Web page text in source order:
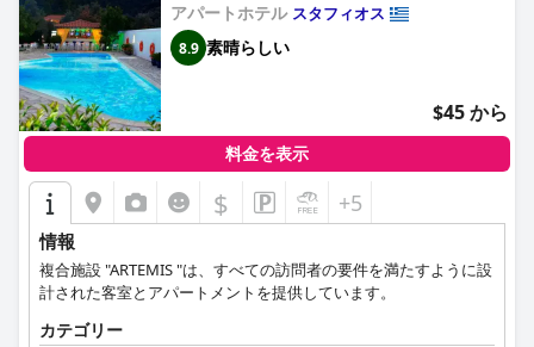
アパートホテル スタフィオス
8.9 素晴らしい
$45 から
料金を表示
$ +5
情報
複合施設 "ARTEMIS "は、すべての訪問者の要件を満たすように設
計された客室とアパートメントを提供しています。
カテゴリー